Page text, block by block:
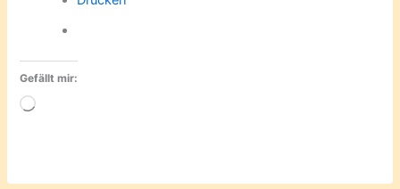
Gefällt mir:
Wird